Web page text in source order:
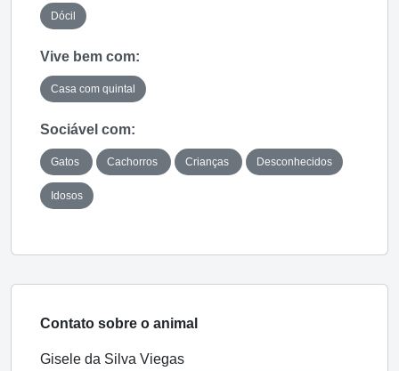
Dócil
Vive bem com:
Casa com quintal
Sociável com:
Gatos Cachorros Crianças Desconhecidos
Idosos
Contato sobre o animal
Gisele da Silva Viegas